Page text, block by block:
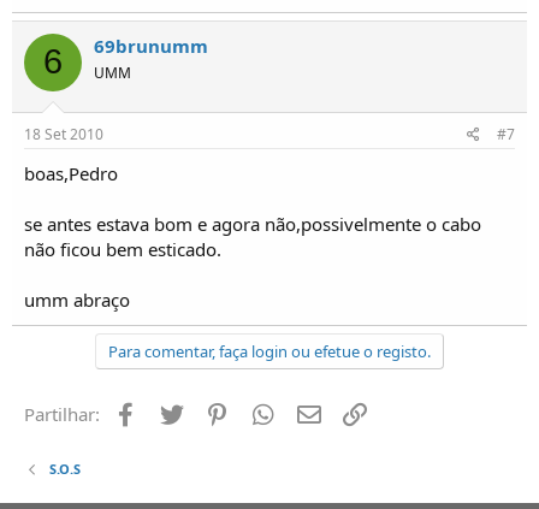
6 69brunumm
UMM
18 Set 2010 #7
boas,Pedro
se antes estava bom e agora não,possivelmente o cabo
não ficou bem esticado.
umm abraço
Para comentar, faça login ou efetue o registo.
Partilhar: Facebook
Twitter PinterestWhatsapp
Email
S.O.S